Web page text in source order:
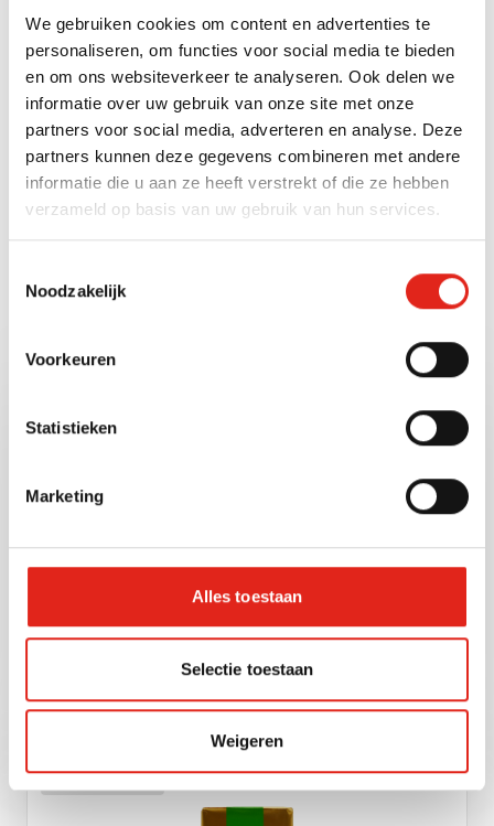
We gebruiken cookies om content en advertenties te
personaliseren, om functies voor social media te bieden
en om ons websiteverkeer te analyseren. Ook delen we
informatie over uw gebruik van onze site met onze
partners voor social media, adverteren en analyse. Deze
partners kunnen deze gegevens combineren met andere
informatie die u aan ze heeft verstrekt of die ze hebben
verzameld op basis van uw gebruik van hun services.
Noodzakelijk
Voorkeuren
Statistieken
Marketing
Alles toestaan
Selectie toestaan
Weigeren
Gewicht
500
Gewichtseenheid
Gram (g)
Bekijk ook deze andere
producten
Artnr: P10103
P10405